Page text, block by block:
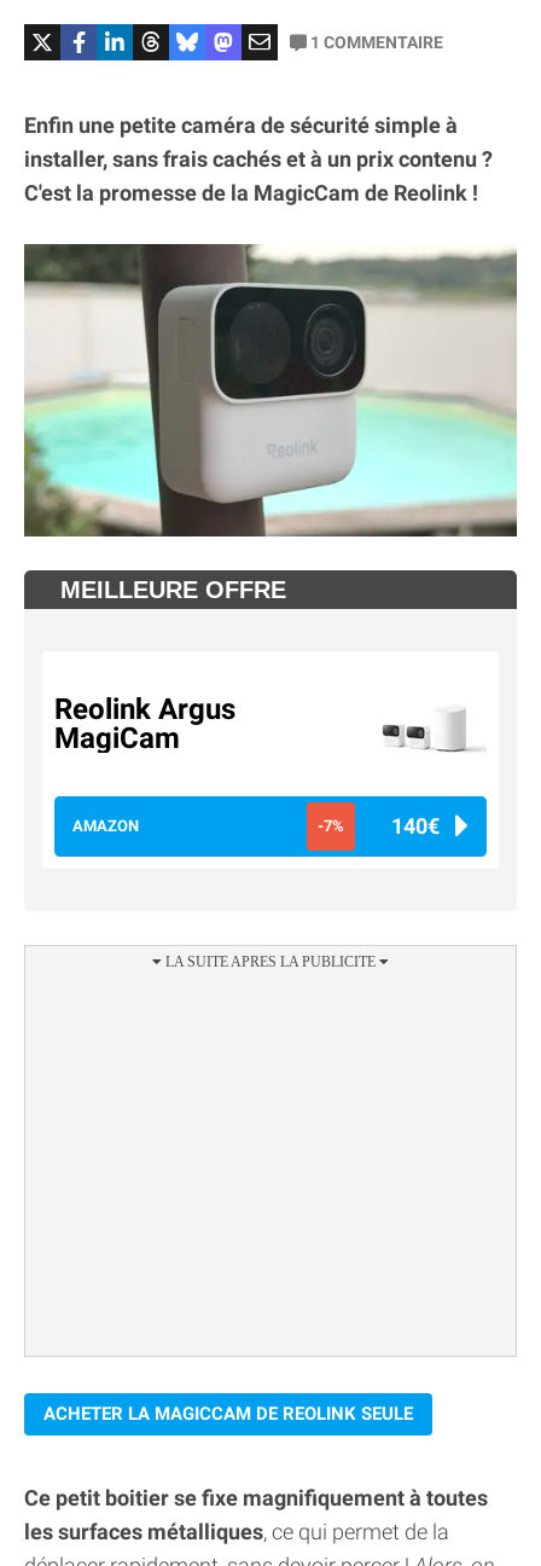
1 COMMENTAIRE
Enfin une petite caméra de sécurité simple à
installer, sans frais cachés et à un prix contenu ?
C'est la promesse de la MagicCam de Reolink !
MEILLEURE OFFRE
Reolink Argus
MagiCam
AMAZON -7% 140€
ACHETER LA MAGICCAM DE REOLINK SEULE
Ce petit boitier se fixe magnifiquement à toutes
les surfaces métalliques, ce qui permet de la